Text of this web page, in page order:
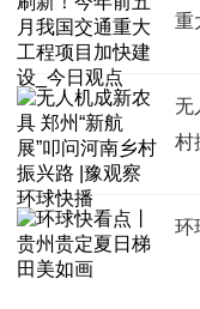
重
无
村
环